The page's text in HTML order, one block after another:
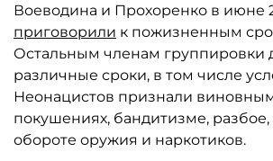
Воеводина и Прохоренко в июне
приговорили к пожизненным
Остальным членам группировки
различные сроки, в том числе
Неонацистов признали
покушениях, бандитизме,
обороте оружия и наркотиков.